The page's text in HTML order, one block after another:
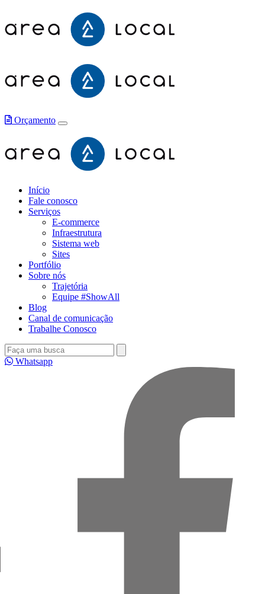
Orçamento
Início
Fale conosco
Serviços
E-commerce
Infraestrutura
Sistema web
Sites
Portfólio
Sobre nós
Trajetória
Equipe #ShowAll
Blog
Canal de comunicação
Trabalhe Conosco
Whatsapp